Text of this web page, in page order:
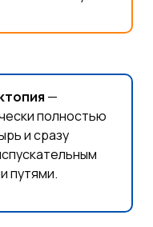
—
полностью
и сразу
путями.